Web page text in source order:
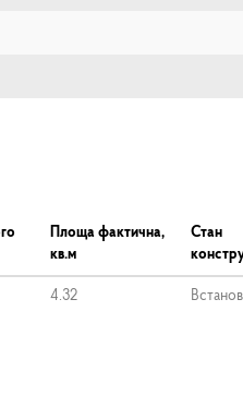
Площа фактична,
кв.м
Стан
4.32